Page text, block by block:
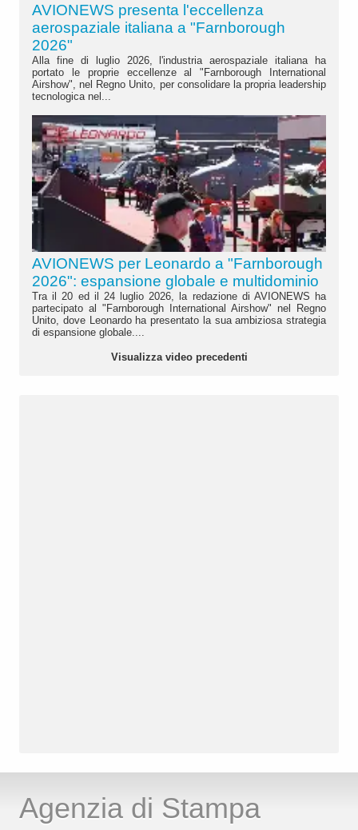
AVIONEWS presenta l'eccellenza
aerospaziale italiana a "Farnborough
2026"
Alla fine di luglio 2026, l'industria aerospaziale italiana ha
portato le proprie eccellenze al "Farnborough International
Airshow", nel Regno Unito, per consolidare la propria leadership
tecnologica nel...
AVIONEWS per Leonardo a "Farnborough
2026": espansione globale e multidominio
Tra il 20 ed il 24 luglio 2026, la redazione di AVIONEWS ha
partecipato al "Farnborough International Airshow" nel Regno
Unito, dove Leonardo ha presentato la sua ambiziosa strategia
di espansione globale....
Visualizza video precedenti
Agenzia di Stampa